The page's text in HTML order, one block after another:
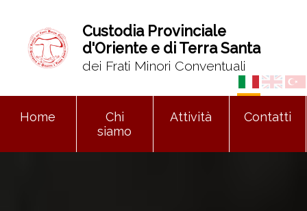
Custodia Provinciale
d'Oriente e di Terra Santa
dei Frati Minori Conventuali
Home
Chi
siamo
Attività Contatti